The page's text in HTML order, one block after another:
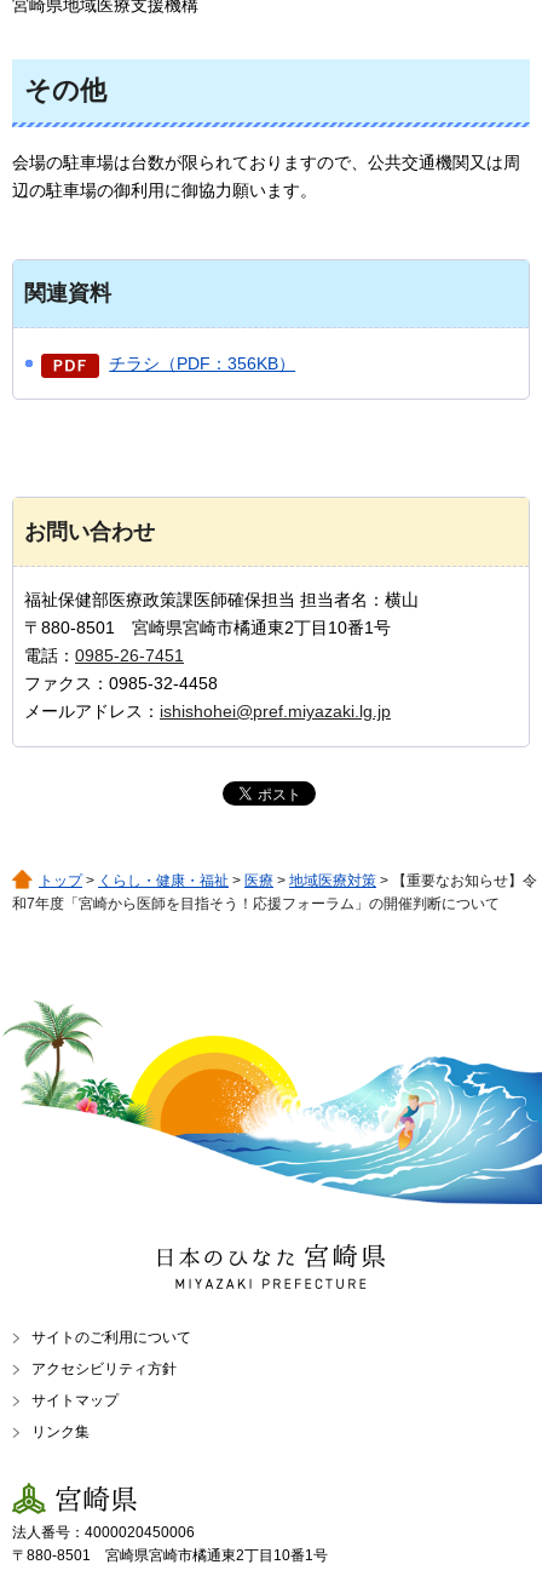
宮崎県地域医療支援機構
その他
会場の駐車場は台数が限られておりますので、公共交通機関又は周
辺の駐車場の御利用に御協力願います。
関連資料
チラシ（PDF：356KB）
お問い合わせ
福祉保健部医療政策課医師確保担当 担当者名：横山
〒880-8501 宮崎県宮崎市橘通東2丁目10番1号
電話： 0985-26-7451
ファクス：0985-32-4458
メールアドレス： ishishohei@pref.miyazaki.lg.jp
トップ> くらし・健康・福祉 > 医療 > 地域医療対策 > 【重要なお知らせ】令
和7年度「宮崎から医師を目指そう！応援フォーラム」の開催判断について
日本のひなた 宮崎県
MIYAZAKI PREFECTURE
サイトのご利用について
アクセシビリティ方針
サイトマップ
リンク集
宮崎県
法人番号：4000020450006
〒880-8501 宮崎県宮崎市橘通東2丁目10番1号